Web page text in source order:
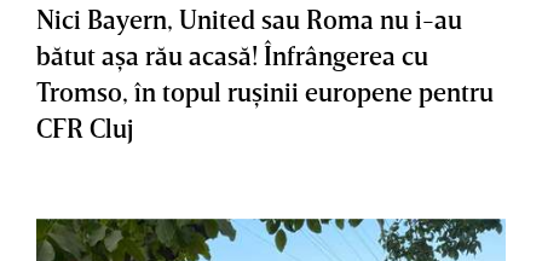
Nici Bayern, United sau Roma nu i-au
bătut aşa rău acasă! Înfrângerea cu
Tromso, în topul ruşinii europene pentru
CFR Cluj